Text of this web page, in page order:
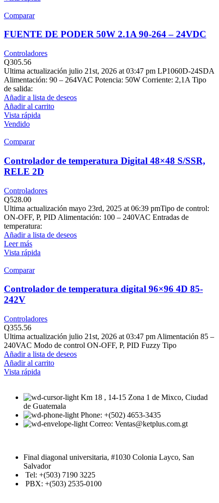
Comparar
FUENTE DE PODER 50W 2.1A 90-264 – 24VDC
Controladores
Q305.56
Ultima actualización julio 21st, 2026 at 03:47 pm LP1060D-24SDA
Alimentación: 90 – 264VAC Potencia: 50W Corriente: 2,1A Tipo
de salida:
Añadir a lista de deseos
Añadir al carrito
Vista rápida
Vendido
Comparar
Controlador de temperatura Digital 48×48 S/SSR,
RELE 2D
Controladores
Q528.00
Ultima actualización mayo 23rd, 2025 at 06:39 pmTipo de control:
ON-OFF, P, PID Alimentación: 100 – 240VAC Entradas de
temperatura:
Añadir a lista de deseos
Leer más
Vista rápida
Comparar
Controlador de temperatura digital 96×96 4D 85-
242V
Controladores
Q355.56
Ultima actualización julio 21st, 2026 at 03:47 pm Alimentación 85 –
240VAC Modo de control ON-OFF, P, PID Fuzzy Tipo
Añadir a lista de deseos
Añadir al carrito
Vista rápida
Km 18 , 14-15 Zona 1 de Mixco, Ciudad
de Guatemala
Phone: +(502) 4653-3435
Correo: Ventas@ketplus.com.gt
Final diagonal universitaria, #1030 Colonia Layco, San
Salvador
Tel: +(503) 7190 3225
PBX: +(503) 2535-0100